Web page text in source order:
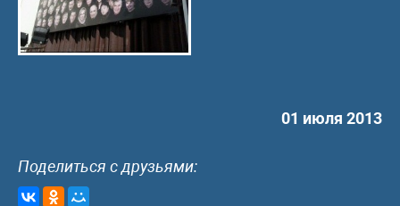
01 июля 2013
Поделиться с друзьями: